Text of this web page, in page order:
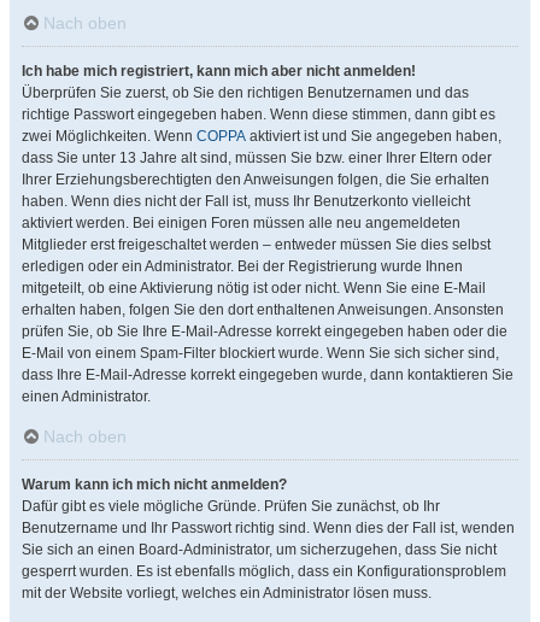
Nach oben
Ich habe mich registriert, kann mich aber nicht anmelden!
Überprüfen Sie zuerst, ob Sie den richtigen Benutzernamen und das
richtige Passwort eingegeben haben. Wenn diese stimmen, dann gibt es
zwei Möglichkeiten. Wenn COPPA aktiviert ist und Sie angegeben haben,
dass Sie unter 13 Jahre alt sind, müssen Sie bzw. einer Ihrer Eltern oder
Ihrer Erziehungsberechtigten den Anweisungen folgen, die Sie erhalten
haben. Wenn dies nicht der Fall ist, muss Ihr Benutzerkonto vielleicht
aktiviert werden. Bei einigen Foren müssen alle neu angemeldeten
Mitglieder erst freigeschaltet werden – entweder müssen Sie dies selbst
erledigen oder ein Administrator. Bei der Registrierung wurde Ihnen
mitgeteilt, ob eine Aktivierung nötig ist oder nicht. Wenn Sie eine E-Mail
erhalten haben, folgen Sie den dort enthaltenen Anweisungen. Ansonsten
prüfen Sie, ob Sie Ihre E-Mail-Adresse korrekt eingegeben haben oder die
E-Mail von einem Spam-Filter blockiert wurde. Wenn Sie sich sicher sind,
dass Ihre E-Mail-Adresse korrekt eingegeben wurde, dann kontaktieren Sie
einen Administrator.
Nach oben
Warum kann ich mich nicht anmelden?
Dafür gibt es viele mögliche Gründe. Prüfen Sie zunächst, ob Ihr
Benutzername und Ihr Passwort richtig sind. Wenn dies der Fall ist, wenden
Sie sich an einen Board-Administrator, um sicherzugehen, dass Sie nicht
gesperrt wurden. Es ist ebenfalls möglich, dass ein Konfigurationsproblem
mit der Website vorliegt, welches ein Administrator lösen muss.